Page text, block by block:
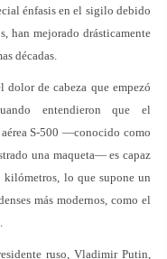
énfasis en el sigilo debido
han mejorado drásticamente
décadas.
de cabeza que empezó
entendieron que el
aérea S-500 —conocido como
una maqueta— es capaz
lo que supone un
más modernos, como el
ruso, Vladimir Putin,